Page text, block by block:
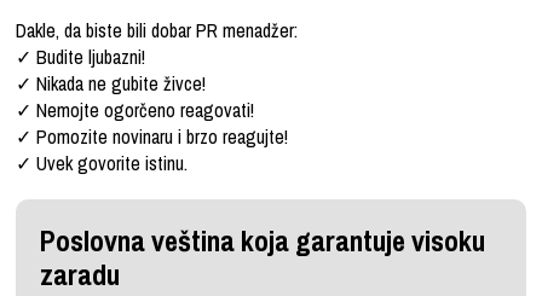
Dakle, da biste bili dobar PR menadžer:
✓Budite ljubazni!
✓Nikada ne gubite živce!
✓Nemojte ogorčeno reagovati!
✓Pomozite novinaru i brzo reagujte!
✓Uvek govorite istinu.
Poslovna veština koja garantuje visoku
zaradu